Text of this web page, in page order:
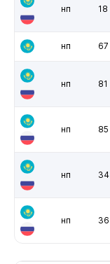
нп 18
нп 67
нп 81
нп 85
нп 34
нп 36